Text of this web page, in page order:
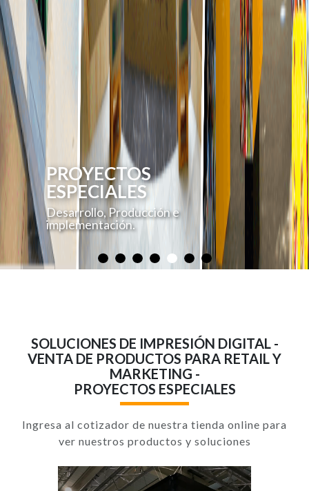
PROYECTOS
ESPECIALES
Desarrollo, Producción e
implementación.
SOLUCIONES DE IMPRESIÓN DIGITAL -
VENTA DE PRODUCTOS PARA RETAIL Y
MARKETING -
PROYECTOS ESPECIALES
Ingresa al cotizador de nuestra tienda online para
ver nuestros productos y soluciones